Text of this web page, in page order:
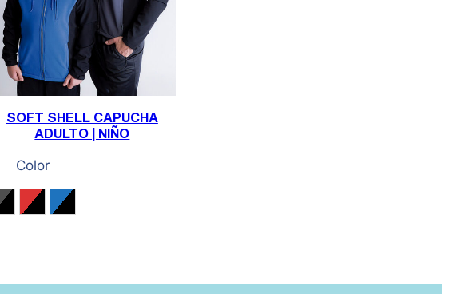
SOFT SHELL CAPUCHA
ADULTO | NIÑO
Color
Gris antracita / Negro / Amarillo Fluor
Rojo / Negro / Blanco
Royal / Negro / Blanco